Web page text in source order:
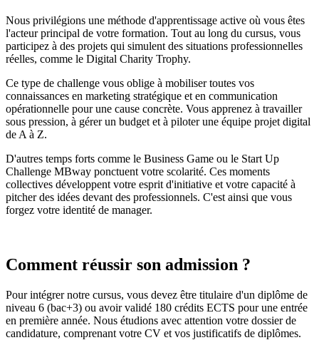
Nous privilégions une méthode d'apprentissage active où vous êtes
l'acteur principal de votre formation. Tout au long du cursus, vous
participez à des projets qui simulent des situations professionnelles
réelles, comme le Digital Charity Trophy.
Ce type de challenge vous oblige à mobiliser toutes vos
connaissances en marketing stratégique et en communication
opérationnelle pour une cause concrète. Vous apprenez à travailler
sous pression, à gérer un budget et à piloter une équipe projet digital
de A à Z.
D'autres temps forts comme le Business Game ou le Start Up
Challenge MBway ponctuent votre scolarité. Ces moments
collectives développent votre esprit d'initiative et votre capacité à
pitcher des idées devant des professionnels. C'est ainsi que vous
forgez votre identité de manager.
Comment réussir son admission ?
Pour intégrer notre cursus, vous devez être titulaire d'un diplôme de
niveau 6 (bac+3) ou avoir validé 180 crédits ECTS pour une entrée
en première année. Nous étudions avec attention votre dossier de
candidature, comprenant votre CV et vos justificatifs de diplômes.